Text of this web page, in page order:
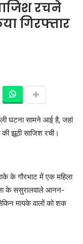
रचने
गिरफ्तार
घटना सामने आई है, जहां
झूठी साजिश रची।
के गौरभाट में एक महिला
के ससुरालवाले आनन-
मायके वालों को शक